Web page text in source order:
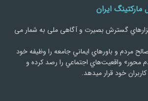
مارکتینگ ایران
گسترش بصیرت و آگاهی ملی به شمار می
مردم و باورهاي ايماني جامعه را وظيفه خود
محور» واقعيت‌هاي اجتماعي را رصد کرده و
خود قرار میدهد.